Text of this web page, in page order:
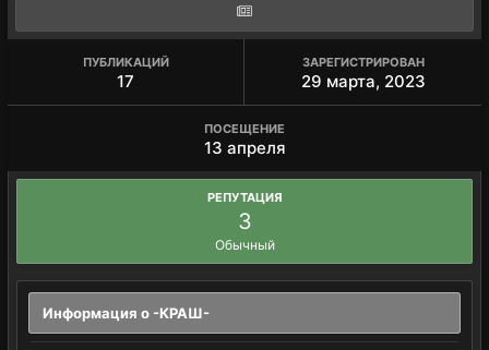
ПУБЛИКАЦИЙ
17
ЗАРЕГИСТРИРОВАН
29 марта, 2023
ПОСЕЩЕНИЕ
13 апреля
РЕПУТАЦИЯ
3
Обычный
Информация о -КРАШ-